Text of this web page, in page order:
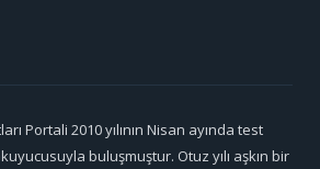
Portali 2010 yılının Nisan ayında test
buluşmuştur. Otuz yılı aşkın bir